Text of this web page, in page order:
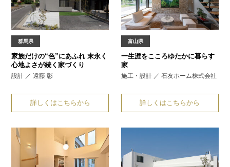
群馬県
家族だけの“色”にあふれ末永く
心地よさが続く家づくり
設計 ／ 遠藤 彰
詳しくはこちらから
富山県
一生涯をこころゆたかに暮らす
家
施工・設計 ／ 石友ホーム株式会社
詳しくはこちらから